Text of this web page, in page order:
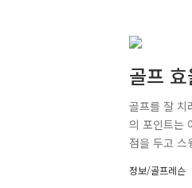
골프
골프를 잘 치
의 포인트는
점을 두고 스
사실이지
다 보면 자연
정보/골프레슨